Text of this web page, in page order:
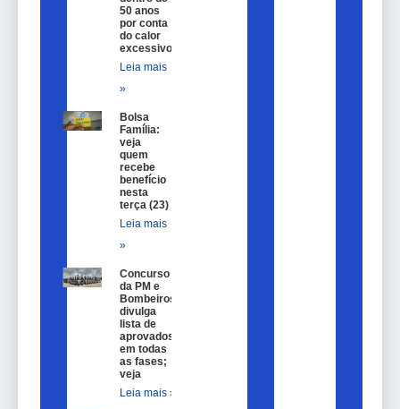
50 anos
por conta
do calor
excessivo
Leia mais
»
Bolsa
Família:
veja
quem
recebe
benefício
nesta
terça (23)
Leia mais
»
Concurso
da PM e
Bombeiros
divulga
lista de
aprovados
em todas
as fases;
veja
Leia mais »